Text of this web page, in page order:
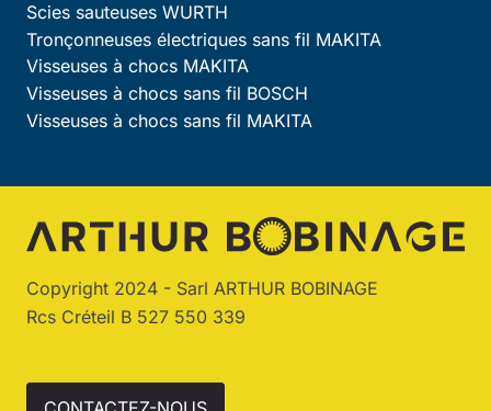
Scies sauteuses WURTH
Tronçonneuses électriques sans fil MAKITA
Visseuses à chocs MAKITA
Visseuses à chocs sans fil BOSCH
Visseuses à chocs sans fil MAKITA
Copyright 2024 - Sarl ARTHUR BOBINAGE
Rcs Créteil B 527 550 339